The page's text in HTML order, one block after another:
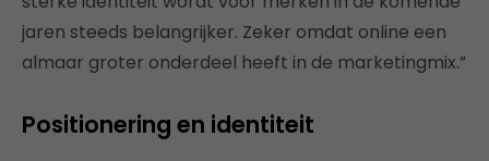
jaren steeds belangrijker. Zeker omdat online een
almaar groter onderdeel heeft in de marketingmix.”
Positionering en identiteit